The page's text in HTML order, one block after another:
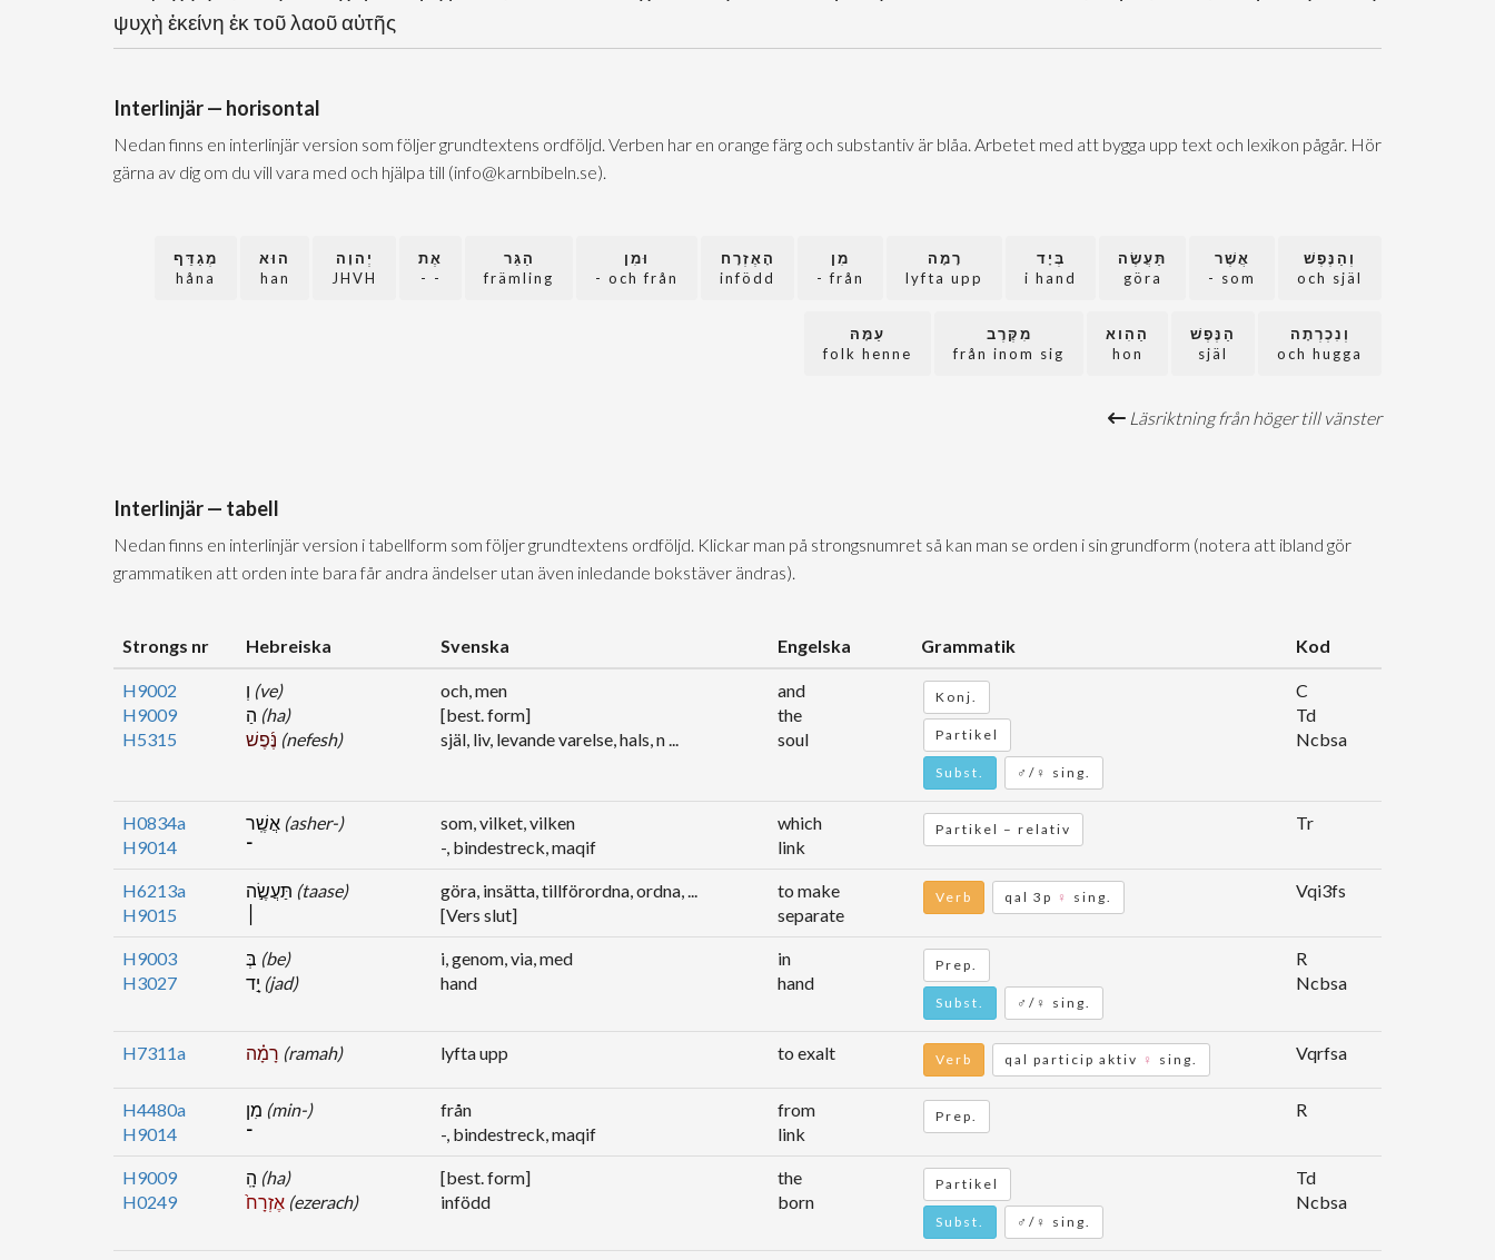
ψυχὴ ἐκείνη ἐκ τοῦ λαοῦ αὐτῆς
Interlinjär — horisontal
Nedan finns en interlinjär version som följer grundtextens ordföljd. Verben har en orange färg och substantiv är blåa. Arbetet med att bygga upp text och lexikon pågår. Hör
gärna av dig om du vill vara med och hjälpa till (info@karnbibeln.se).
וְהַנֶּפֶשׁ
och själ
אֲשֶׁר
som -
תַּעֲשֶׂה
göra
בְּיָד
i hand
רָמָה
lyfta upp
מִן
från -
הָאֶזְרָח
infödd
וּמִן
och från -
הַגֵּר
främling
אֶת
- -
יְהוָה
JHVH
הוּא
han
מְגַדֵּף
håna
וְנִכְרְתָה
och hugga
הַנֶּפֶשׁ
själ
הַהִוא
hon
מִקֶּרֶב
från inom sig
עַמָּהּ
folk henne
Läsriktning från höger till vänster
Interlinjär — tabell
Nedan finns en interlinjär version i tabellform som följer grundtextens ordföljd. Klickar man på strongsnumret så kan man se orden i sin grundform (notera att ibland gör
grammatiken att orden inte bara får andra ändelser utan även inledande bokstäver ändras).
Strongs nr Hebreiska Svenska Engelska Grammatik Kod
H9002
H9009
H5315
(ve)
(ha)
(nefesh)
och, men
[best. form]
själ, liv, levande varelse, hals, n ...
and
the
soul
Konj.
Partikel
Subst. ♂/♀ sing.
C
Td
Ncbsa
H0834a
H9014
(asher-)
־
som, vilket, vilken
-, bindestreck, maqif
which
link
Partikel – relativ Tr
H6213a
H9015
(taase)
göra, insätta, tillförordna, ordna, ...
[Vers slut]
to make
separate
Verb qal 3p ♀ sing. Vqi3fs
H9003
H3027
(be)
(jad)
i, genom, via, med
hand
in
hand
Prep.
Subst. ♂/♀ sing.
R
Ncbsa
H7311a (ramah) lyfta upp to exalt Verb qal particip aktiv ♀ sing. Vqrfsa
H4480a
H9014
(min-)
־
från
-, bindestreck, maqif
from
link
Prep. R
H9009
H0249
(ha)
(ezerach)
[best. form]
infödd
the
born
Partikel
Subst. ♂/♀ sing.
Td
Ncbsa